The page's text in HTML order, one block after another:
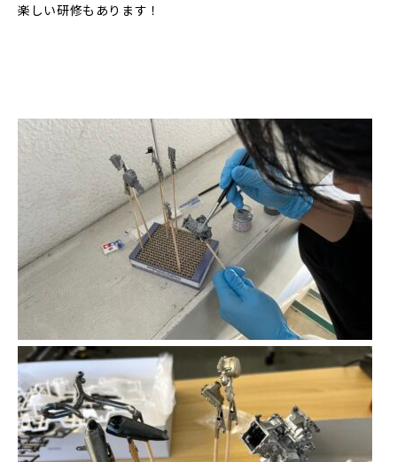
楽しい研修もあります！